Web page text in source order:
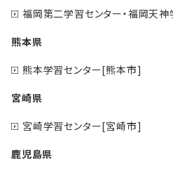
福岡第二学習センター・福岡天
熊本県
熊本学習センター[熊本市]
宮崎県
宮崎学習センター[宮崎市]
鹿児島県